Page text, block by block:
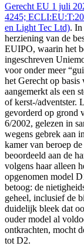
Gerecht EU 1 juli
4245;
en Light Tec Ltd). In
herziening van de
EUIPO, waarin het
ingeschreven
voor onder meer
het Gerecht op basis
aangemerkt als een
of kerst-/adventster.
gevorderd op grond
6/2002, gelezen in
wegens gebrek aan
kamer van beroep
beoordeeld aan de
volgens haar alleen
opgenomen model
betoog: de
geheel, inclusief de
duidelijk bleek dat
ouder model al
ontkrachten, mocht
tot D2.